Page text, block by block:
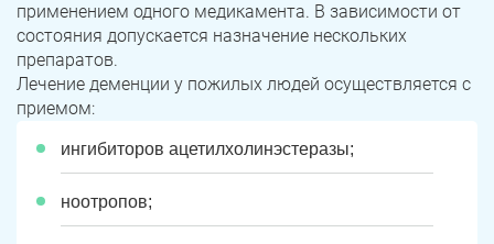
применением одного медикамента. В зависимости от
состояния допускается назначение нескольких
препаратов.
Лечение деменции у пожилых людей осуществляется с
приемом:
ингибиторов ацетилхолинэстеразы;
ноотропов;